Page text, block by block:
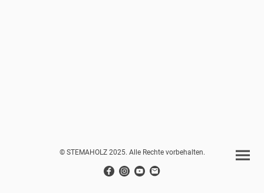
© STEMAHOLZ 2025. Alle Rechte vorbehalten.